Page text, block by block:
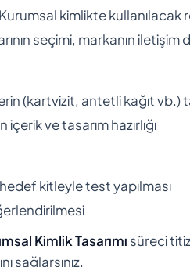
kimlikte kullanılacak
seçimi, markanın iletişim
(kartvizit, antetli kağıt vb.)
ve tasarım hazırlığı
kitleyle test yapılması
Kimlik Tasarımı süreci
sağlarsınız.